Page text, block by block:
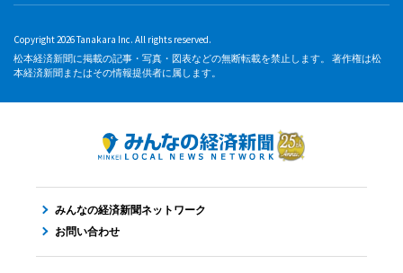
Copyright 2026 Tanakara Inc. All rights reserved.
松本経済新聞に掲載の記事・写真・図表などの無断転載を禁止します。 著作権は松
本経済新聞またはその情報提供者に属します。
みんなの経済新聞ネットワーク
お問い合わせ